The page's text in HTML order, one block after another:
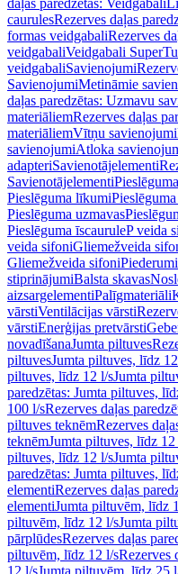
daļas paredzētas: Veidgabali
caurulesRezerves daļas
formas veidgabaliRezerves
veidgabaliVeidgabali
veidgabaliSavienojumi
SavienojumiMetināmie
daļas paredzētas: Uzmavu
materiāliemRezerves daļas
materiāliemVītņu savienojumi
savienojumiAtloka
adapteriSavienotājelementi
Savienotājelementi
Pieslēguma līkumi
Pieslēguma uzmavas
Pieslēguma īscauruleP veida
veida sifoniGliemežveida
Gliemežveida sifoniPiederumi
stiprinājumiBalsta skavas
aizsargelementiPalīgmateriāli
vārstiVentilācijas vārsti
vārstiEnerģijas pretvārsti
novadīšanaJumta piltuves
piltuvesJumta piltuves, līdz
piltuves, līdz 12 l/sJumta
paredzētas: Jumta piltuves,
100 l/sRezerves daļas
piltuves teknēmRezerves
teknēmJumta piltuves, līdz 12
piltuves, līdz 12 l/sJumta
paredzētas: Jumta piltuves,
elementiRezerves daļas
elementiJumta piltuvēm, līdz
piltuvēm, līdz 12 l/sJumta
pārplūdesRezerves daļas
piltuvēm, līdz 12 l/sRezerves
12 l/sJumta piltuvēm, līdz 25